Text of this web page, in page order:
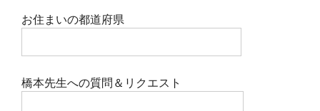
お住まいの都道府県
橋本先生への質問＆リクエスト